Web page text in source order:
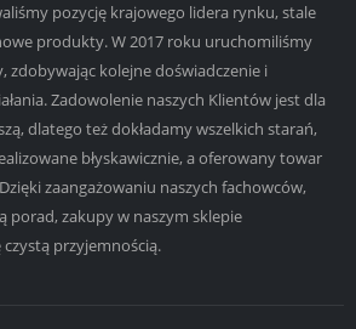
pozycję krajowego lidera rynku, stale
produkty. W 2017 roku uruchomiliśmy
zdobywając kolejne doświadczenie i
Zadowolenie naszych Klientów jest dla
dlatego też dokładamy wszelkich starań,
błyskawicznie, a oferowany towar
zaangażowaniu naszych fachowców,
porad, zakupy w naszym sklepie
przyjemnością.